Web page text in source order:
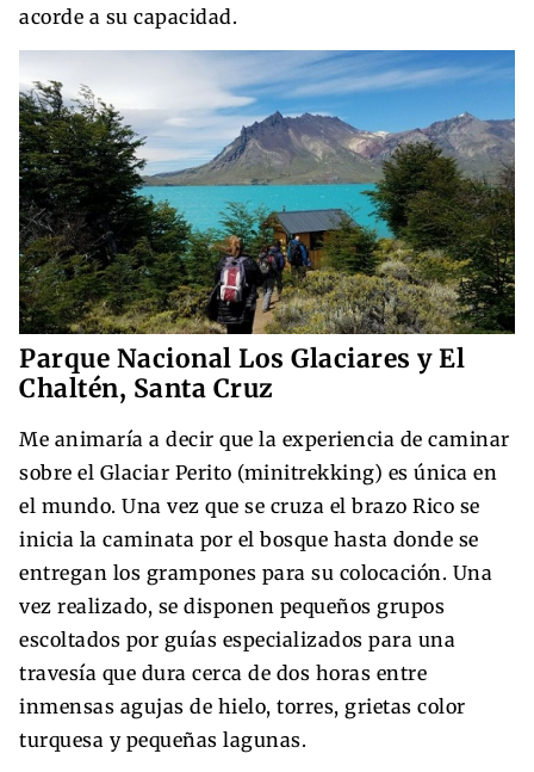
acorde a su capacidad.
Parque Nacional Los Glaciares y El
Chaltén, Santa Cruz
Me animaría a decir que la experiencia de caminar
sobre el Glaciar Perito (minitrekking) es única en
el mundo. Una vez que se cruza el brazo Rico se
inicia la caminata por el bosque hasta donde se
entregan los grampones para su colocación. Una
vez realizado, se disponen pequeños grupos
escoltados por guías especializados para una
travesía que dura cerca de dos horas entre
inmensas agujas de hielo, torres, grietas color
turquesa y pequeñas lagunas.